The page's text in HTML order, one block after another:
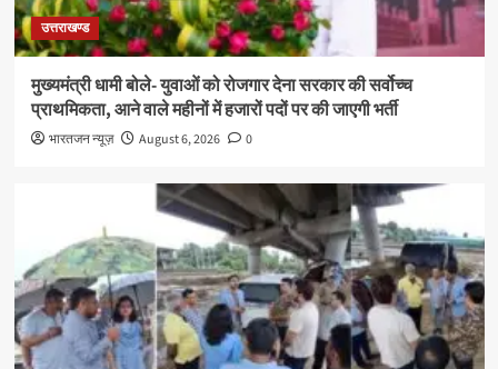
उत्तराखण्ड
मुख्यमंत्री धामी बोले- युवाओं को रोजगार देना सरकार की सर्वोच्च
प्राथमिकता, आने वाले महीनों में हजारों पदों पर की जाएगी भर्ती
भारतजन न्यूज़ August 6, 2026 0